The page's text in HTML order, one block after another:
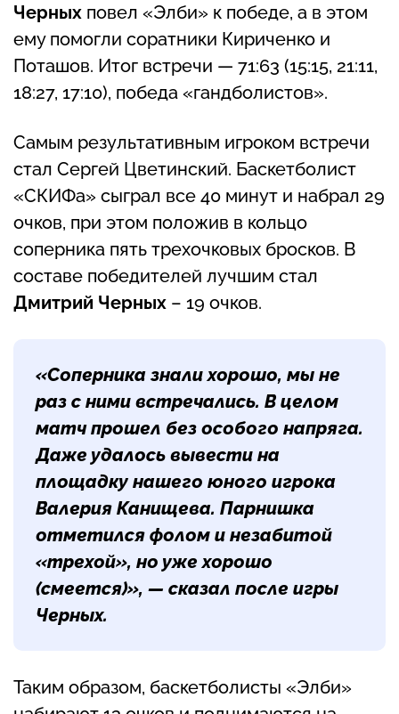
Черных повел «Элби» к победе, а в этом
ему помогли соратники Кириченко и
Поташов. Итог встречи — 71:63 (15:15, 21:11,
18:27, 17:10), победа «гандболистов».
Самым результативным игроком встречи
стал Сергей Цветинский. Баскетболист
«СКИФа» сыграл все 40 минут и набрал 29
очков, при этом положив в кольцо
соперника пять трехочковых бросков. В
составе победителей лучшим стал
Дмитрий Черных – 19 очков.
«Соперника знали хорошо, мы не
раз с ними встречались. В целом
матч прошел без особого напряга.
Даже удалось вывести на
площадку нашего юного игрока
Валерия Канищева. Парнишка
отметился фолом и незабитой
«трехой», но уже хорошо
(смеется)», — сказал после игры
Черных.
Таким образом, баскетболисты «Элби»